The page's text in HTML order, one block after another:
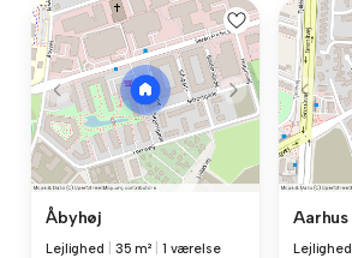
Åbyhøj
Lejlighed 35 m² 1 værelse
Aarhus
Lejlighed